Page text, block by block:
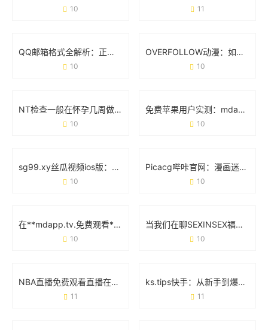
10 11
QQ邮箱格式全解析：正确写法与常见问题避坑指南
10
OVERFOLLOW动漫：如何用跨界联动重塑二次元生态？
10
NT检查一般在怀孕几周做？准妈妈必看的时间节点和细节
10
免费苹果用户实测：mdapp下载汅API工具避坑指南
10
sg99.xy丝瓜视频ios版：如何用这款工具轻松追剧不卡顿？
10
Picacg哔咔官网：漫画迷的宝藏库，官方平台使用全攻略
10
在**mdapp.tv.免费观看**中发现更多精彩内容的正确姿势
10
当我们在聊SEXINSEX福利版时 究竟在讨论什么？
10
NBA直播免费观看直播在线：资深球迷的实战经验分享
11
ks.tips快手：从新手到爆款的实用避坑指南
11